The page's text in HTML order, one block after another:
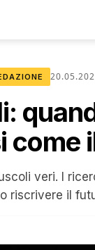
come
veri. I
riscrivere il